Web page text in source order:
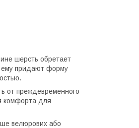
шерсть обретает
ему придают форму
от преждевременного
комфорта для
велюрових або